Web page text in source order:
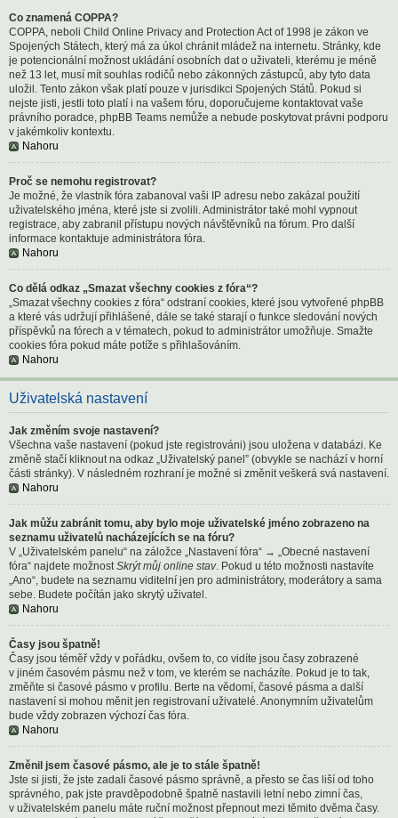
Co znamená COPPA?
COPPA, neboli Child Online Privacy and Protection Act of 1998 je zákon ve
Spojených Státech, který má za úkol chránit mládež na internetu. Stránky, kde
je potencionální možnost ukládání osobních dat o uživateli, kterému je méně
než 13 let, musí mít souhlas rodičů nebo zákonných zástupců, aby tyto data
uložil. Tento zákon však platí pouze v jurisdikci Spojených Států. Pokud si
nejste jisti, jestli toto platí i na vašem fóru, doporučujeme kontaktovat vaše
právního poradce, phpBB Teams nemůže a nebude poskytovat právni podporu
v jakémkoliv kontextu.
Nahoru
Proč se nemohu registrovat?
Je možné, že vlastník fóra zabanoval vaši IP adresu nebo zakázal použití
uživatelského jména, které jste si zvolili. Administrátor také mohl vypnout
registrace, aby zabranil přístupu nových návštěvníků na fórum. Pro další
informace kontaktuje administrátora fóra.
Nahoru
Co dělá odkaz „Smazat všechny cookies z fóra“?
„Smazat všechny cookies z fóra“ odstraní cookies, které jsou vytvořené phpBB
a které vás udržují přihlášené, dále se také starají o funkce sledování nových
příspěvků na fórech a v tématech, pokud to administrátor umožňuje. Smažte
cookies fóra pokud máte potíže s přihlašováním.
Nahoru
Uživatelská nastavení
Jak změním svoje nastavení?
Všechna vaše nastavení (pokud jste registrováni) jsou uložena v databázi. Ke
změně stačí kliknout na odkaz „Uživatelský panel” (obvykle se nachází v horní
části stránky). V následném rozhraní je možné si změnit veškerá svá nastavení.
Nahoru
Jak můžu zabránit tomu, aby bylo moje uživatelské jméno zobrazeno na
seznamu uživatelů nacházejících se na fóru?
V „Uživatelském panelu“ na záložce „Nastavení fóra“ → „Obecné nastavení
fóra“ najdete možnostSkrýt můj online stav. Pokud u této možnosti nastavíte
„Ano“, budete na seznamu viditelní jen pro administrátory, moderátory a sama
sebe. Budete počítán jako skrytý uživatel.
Nahoru
Časy jsou špatně!
Časy jsou téměř vždy v pořádku, ovšem to, co vidíte jsou časy zobrazené
v jiném časovém pásmu než v tom, ve kterém se nacházíte. Pokud je to tak,
změňte si časové pásmo v profilu. Berte na vědomí, časové pásma a další
nastavení si mohou měnit jen registrovaní uživatelé. Anonymním uživatelům
bude vždy zobrazen výchozí čas fóra.
Nahoru
Změnil jsem časové pásmo, ale je to stále špatně!
Jste si jisti, že jste zadali časové pásmo správně, a přesto se čas liší od toho
správného, pak jste pravděpodobně špatně nastavili letní nebo zimní čas,
v uživatelském panelu máte ruční možnost přepnout mezi těmito dvěma časy.